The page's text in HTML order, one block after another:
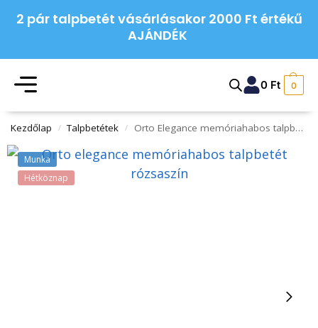
2 pár talpbetét vásárlásakor 2000 Ft értékű
AJÁNDÉK
0 Ft 0
Kezdőlap / Talpbetétek / Orto Elegance memóriahabos talpbetét
Munka
Hétköznap